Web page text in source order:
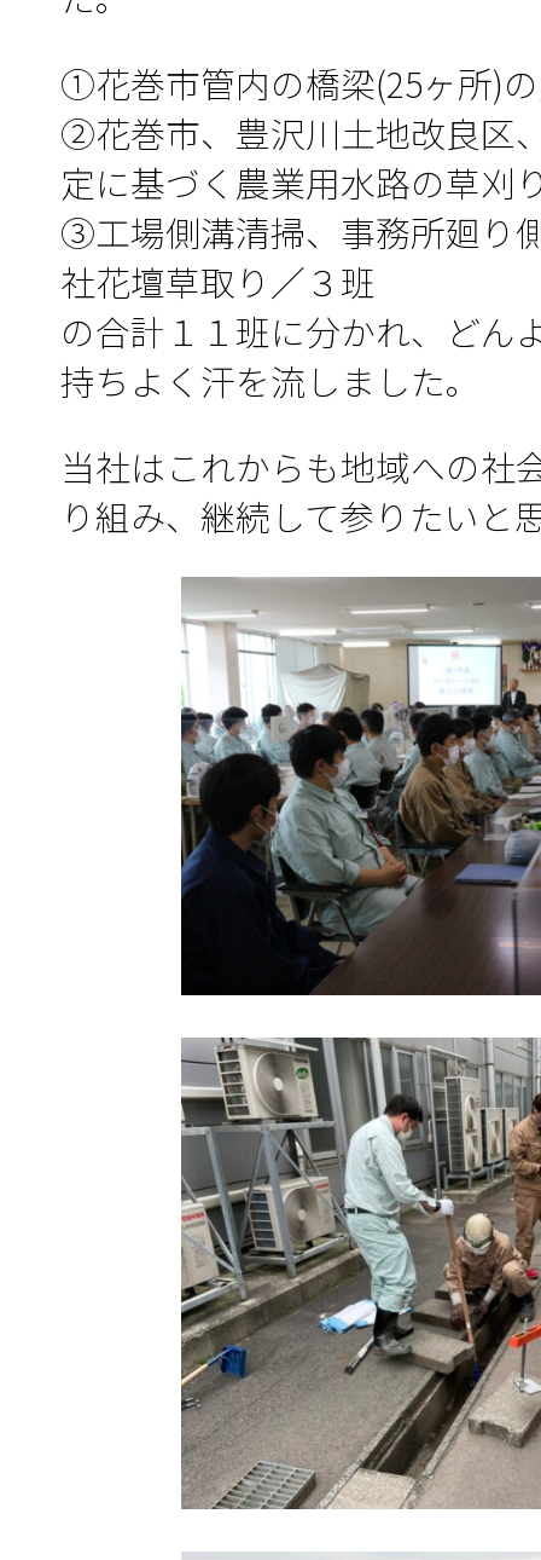
①花巻市管内の橋梁(25ヶ所)
②花巻市、豊沢川土地改良区
定に基づく農業用水路の草刈
③工場側溝清掃、事務所廻り
社花壇草取り／３班
の合計１１班に分かれ、どん
持ちよく汗を流しました。
当社はこれからも地域への社
り組み、継続して参りたいと